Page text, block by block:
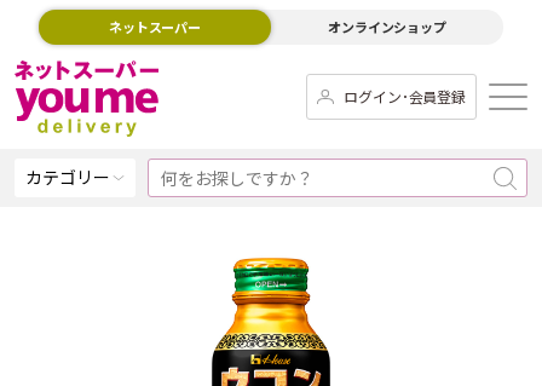
ネットスーパー オンラインショップ
ログイン･会員登録
カテゴリー